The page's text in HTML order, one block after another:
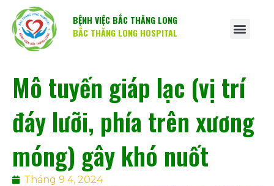
BỆNH VIỆC BẮC THĂNG LONG
BẮC THĂNG LONG HOSPITAL
Mô tuyến giáp lạc (vị trí
đáy lưỡi, phía trên xương
móng) gây khó nuốt
Tháng 9 4, 2024